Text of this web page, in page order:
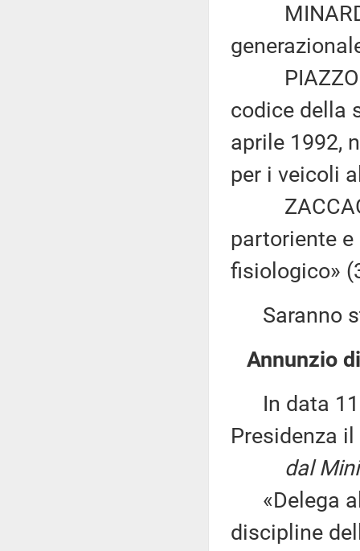
PIAZZONI
codice della
aprile 1992,
per i veicoli
partoriente
fisiologico»
Saranno
Annunzio
In data 11
Presidenza
dal
«Delega al
discipline